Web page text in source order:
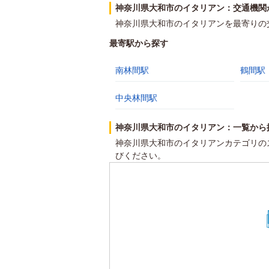
神奈川県大和市のイタリアン：交通機関
神奈川県大和市のイタリアンを最寄り
最寄駅から探す
南林間駅 鶴間駅
中央林間駅
神奈川県大和市のイタリアン：一覧から
神奈川県大和市のイタリアンカテゴリ
びください。